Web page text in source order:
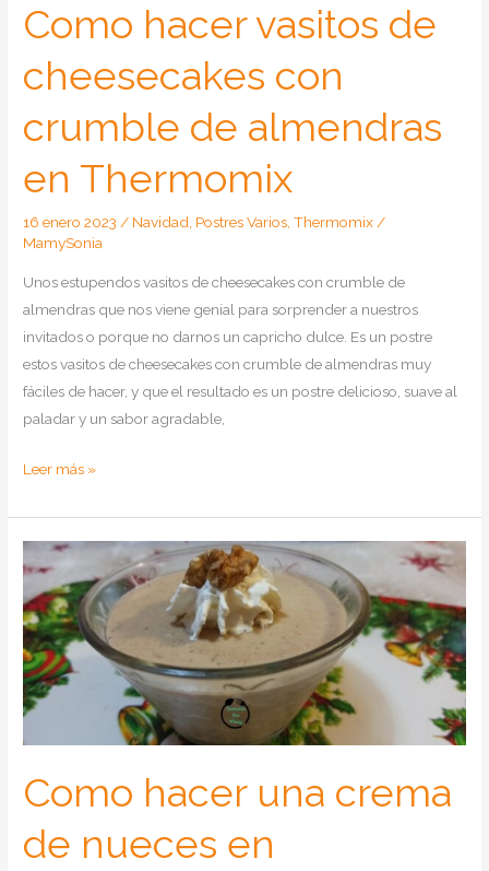
Como hacer vasitos de
cheesecakes con
crumble de almendras
en Thermomix
16 enero 2023/ Navidad, Postres Varios,Thermomix/
MamySonia
Unos estupendos vasitos de cheesecakes con crumble de
almendras que nos viene genial para sorprender a nuestros
invitados o porque no darnos un capricho dulce. Es un postre
estos vasitos de cheesecakes con crumble de almendras muy
fáciles de hacer, y que el resultado es un postre delicioso, suave al
paladar y un sabor agradable,
Como
vasitos
de
cheesecakes
con
crumble
de
almendras
en
Thermomix
Leer más »
Como hacer una crema
de nueces en